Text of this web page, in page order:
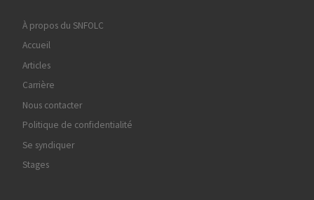
À propos du SNFOLC
Accueil
Articles
Carrière
Nous contacter
Politique de confidentialité
Se syndiquer
Stages